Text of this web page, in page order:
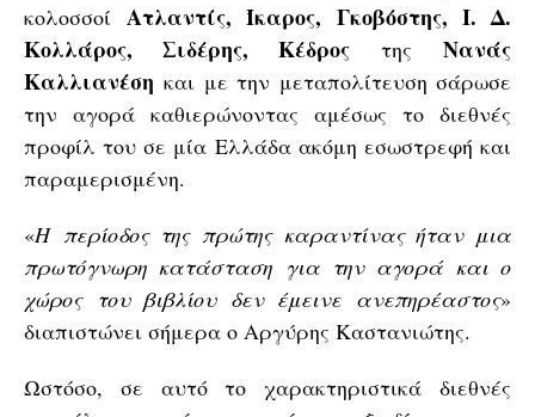
κολοσσοίΑτλαντίς, Ίκαρος, Γκοβόστης, Ι. Δ.
Κολλάρος, Σιδέρης, Κέδρος της Νανάς
Καλλιανέση και με την μεταπολίτευση σάρωσε
την αγορά καθιερώνοντας αμέσως το διεθνές
προφίλ του σε μία Ελλάδα ακόμη εσωστρεφή και
παραμερισμένη.
«Η περίοδος της πρώτης καραντίνας ήταν μια
πρωτόγνωρη κατάσταση για την αγορά και ο
χώρος του βιβλίου δεν έμεινε ανεπηρέαστος»
διαπιστώνει σήμερα ο Αργύρης Καστανιώτης.
Ωστόσο, σε αυτό το χαρακτηριστικά διεθνές